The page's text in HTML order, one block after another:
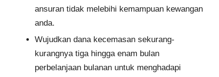
ansuran tidak melebihi kemampuan kewangan
anda.
Wujudkan dana kecemasan sekurang-
kurangnya tiga hingga enam bulan
perbelanjaan bulanan untuk menghadapi